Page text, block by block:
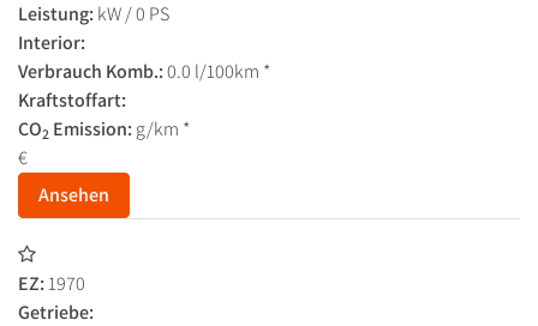
Leistung: kW / 0 PS
Interior:
Verbrauch Komb.:0.0 l/100km *
Kraftstoffart:
CO2 Emission: g/km *
€
Ansehen
EZ: 1970
Getriebe: